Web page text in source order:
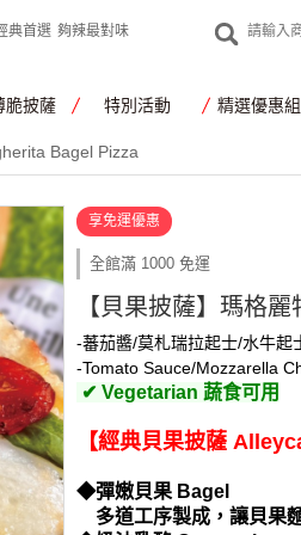
典首選 夠辣最對味
脆披薩 特別活動 精選優惠
Bagel Pizza
享免運優惠
全館滿 1000 免運
【貝果披薩】瑪格
-蕃茄醬/莫札瑞拉起士/水牛起
-Tomato Sauce/Mozzarella
✔ Vegetarian 蔬食可用
【經典貝果披薩
◆彈嫩貝果 Bagel
多道工序製成，讓貝果